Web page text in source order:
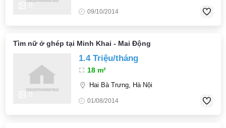
09/10/2014
Tìm nữ ở ghép tại Minh Khai - Mai Động
1.4 Triệu/tháng
18 m²
Hai Bà Trưng, Hà Nội
01/08/2014